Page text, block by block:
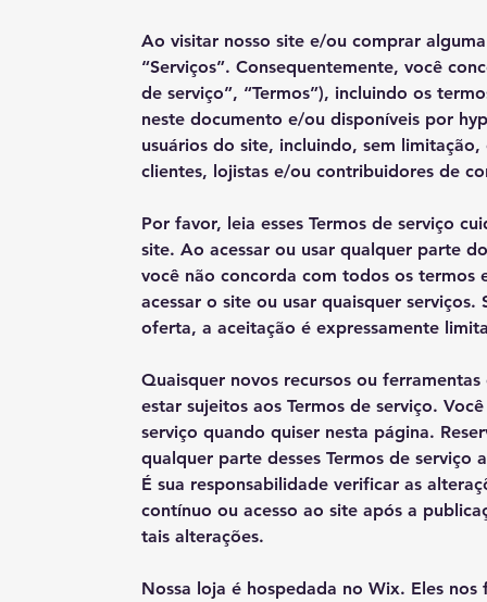
Ao visitar nosso site e/ou comprar
“Serviços”. Consequentemente, você
de serviço”, “Termos”), incluindo os
neste documento e/ou disponíveis por
usuários do site, incluindo, sem
clientes, lojistas e/ou contribuidores de
Por favor, leia esses Termos de serviço
site. Ao acessar ou usar qualquer parte
você não concorda com todos os termos
acessar o site ou usar quaisquer serviços.
oferta, a aceitação é expressamente
Quaisquer novos recursos ou
estar sujeitos aos Termos de serviço.
serviço quando quiser nesta página.
qualquer parte desses Termos de
É sua responsabilidade verificar as
contínuo ou acesso ao site após a
tais alterações.
Nossa loja é hospedada no Wix. Eles